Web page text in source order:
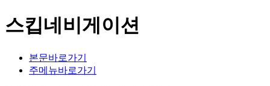
스킵네비게이션
본문바로가기
주메뉴바로가기